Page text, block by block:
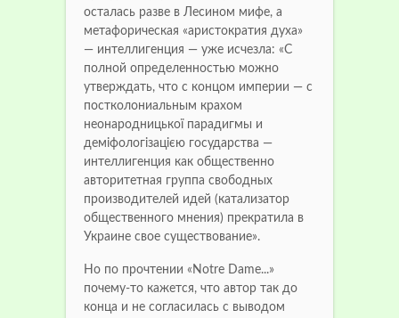
осталась разве в Лесином мифе, а
метафорическая «аристократия духа»
— интеллигенция — уже исчезла: «С
полной определенностью можно
утверждать, что с концом империи — с
постколониальным крахом
неонародницької парадигмы и
деміфологізацією государства —
интеллигенция как общественно
авторитетная группа свободных
производителей идей (катализатор
общественного мнения) прекратила в
Украине свое существование».
Но по прочтении «Notre Dame...»
почему-то кажется, что автор так до
конца и не согласилась с выводом